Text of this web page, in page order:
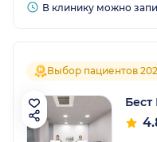
В клинику можно
Выбор пациентов